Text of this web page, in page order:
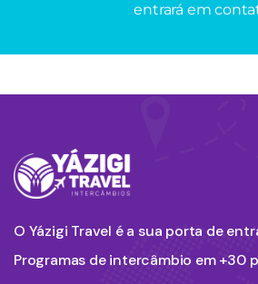
entrará em
O Yázigi Travel é a sua porta de
Programas de intercâmbio em +30